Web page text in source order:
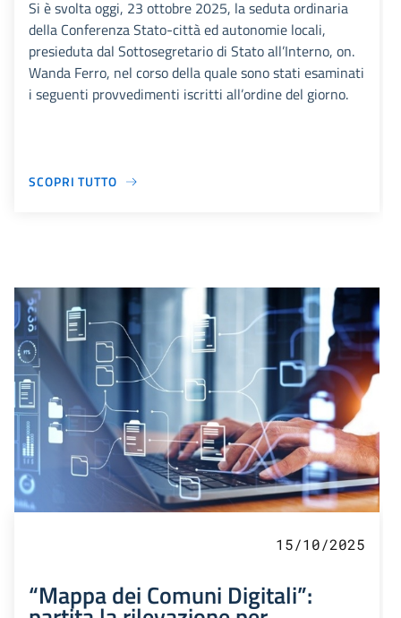
Si è svolta oggi, 23 ottobre 2025, la seduta ordinaria
della Conferenza Stato-città ed autonomie locali,
presieduta dal Sottosegretario di Stato all’Interno, on.
Wanda Ferro, nel corso della quale sono stati esaminati
i seguenti provvedimenti iscritti all’ordine del giorno.
SCOPRI TUTTO
15/10/2025
“Mappa dei Comuni Digitali”: